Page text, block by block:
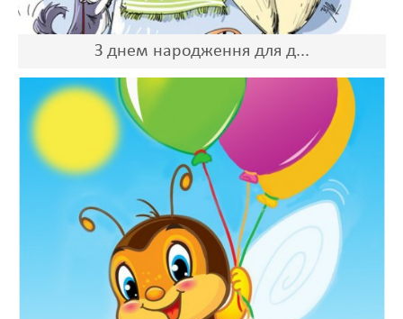
З днем народження для д...